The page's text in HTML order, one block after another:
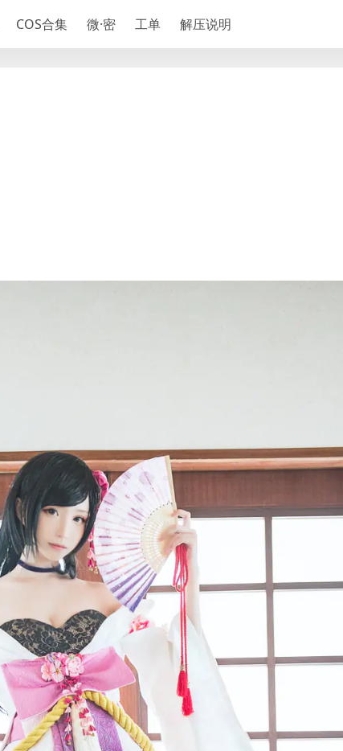
COS合集 微·密 工单 解压说明